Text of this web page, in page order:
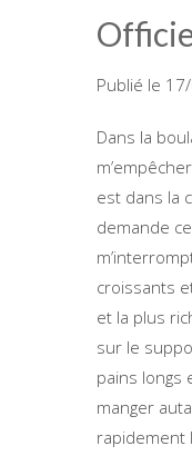
Publié le
Dans la
est dans la
demande
croissants
et la plus
sur le
pains longs
manger
rapidement